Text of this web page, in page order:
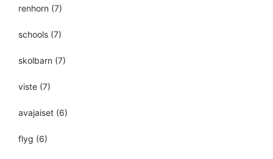
renhorn (7)
schools (7)
skolbarn (7)
viste (7)
avajaiset (6)
flyg (6)